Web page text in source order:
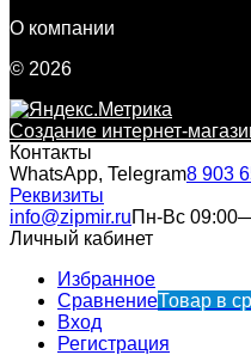
О компании
© 2026
Создание интернет-
Контакты
WhatsApp, Telegram8 903
Реквизиты
info@zipmir.ruПн-Вс
Личный кабинет
Избранное
СравнениеТовар в
Вход
Регистрация